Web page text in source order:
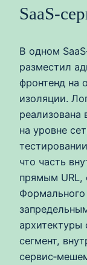
В одном
разместил
фронтенд на
изоляции.
реализована
на уровне
что часть
прямым URL,
архитектуры
сегмент,